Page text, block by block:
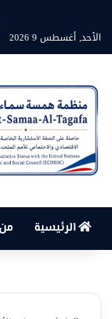
الأحد, أغسطس 9 2026
الرئيسية